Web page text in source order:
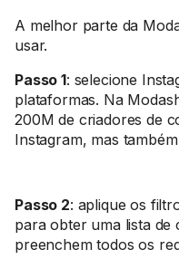
A melhor parte da
usar.
Passo 1: selecione
plataformas. Na
200M de criadores de
Instagram, mas
Passo 2: aplique os
para obter uma lista de
preenchem todos os